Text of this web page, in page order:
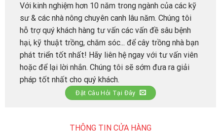
Với kinh nghiệm hơn 10 năm trong ngành của các kỹ
sư & các nhà nông chuyên canh lâu năm. Chúng tôi
hỗ trợ quý khách hàng tư vấn các vấn đề sâu bệnh
hại, kỹ thuật trồng, chăm sóc... để cây trồng nhà bạn
phát triển tốt nhất! Hãy liên hệ ngay với tư vấn viên
hoặc để lại lời nhắn. Chúng tôi sẽ sớm đưa ra giải
pháp tốt nhất cho quý khách.
Đặt Câu Hỏi Tại Đây
THÔNG TIN CỬA HÀNG